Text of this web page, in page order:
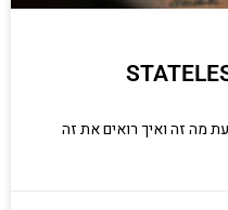
מה זה ואיך רואים את זה